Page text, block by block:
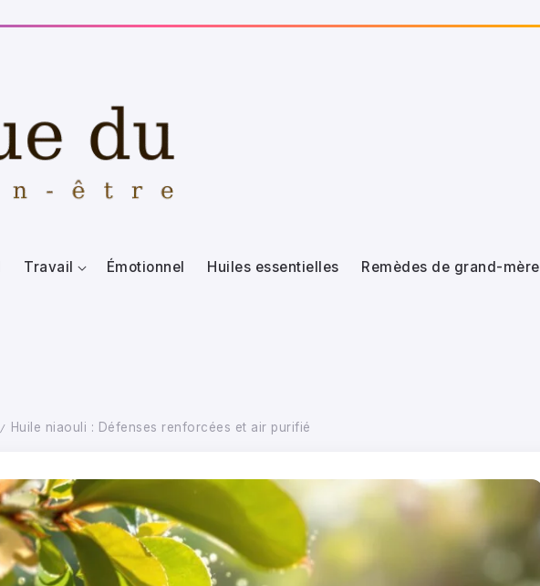
Travail Émotionnel Huiles essentielles Remèdes de grand-mère
/ Huile niaouli : Défenses renforcées et air purifié